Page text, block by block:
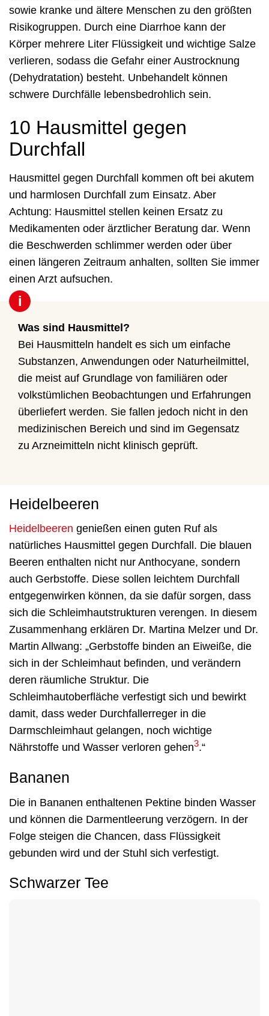
sowie kranke und ältere Menschen zu den größten
Risikogruppen. Durch eine Diarrhoe kann der
Körper mehrere Liter Flüssigkeit und wichtige Salze
verlieren, sodass die Gefahr einer Austrocknung
(Dehydratation) besteht. Unbehandelt können
schwere Durchfälle lebensbedrohlich sein.
10 Hausmittel gegen
Durchfall
Hausmittel gegen Durchfall kommen oft bei akutem
und harmlosen Durchfall zum Einsatz. Aber
Achtung: Hausmittel stellen keinen Ersatz zu
Medikamenten oder ärztlicher Beratung dar. Wenn
die Beschwerden schlimmer werden oder über
einen längeren Zeitraum anhalten, sollten Sie immer
einen Arzt aufsuchen.
i
Was sind Hausmittel?
Bei Hausmitteln handelt es sich um einfache
Substanzen, Anwendungen oder Naturheilmittel,
die meist auf Grundlage von familiären oder
volkstümlichen Beobachtungen und Erfahrungen
überliefert werden. Sie fallen jedoch nicht in den
medizinischen Bereich und sind im Gegensatz
zu Arzneimitteln nicht klinisch geprüft.
Heidelbeeren
Heidelbeeren genießen einen guten Ruf als
natürliches Hausmittel gegen Durchfall. Die blauen
Beeren enthalten nicht nur Anthocyane, sondern
auch Gerbstoffe. Diese sollen leichtem Durchfall
entgegenwirken können, da sie dafür sorgen, dass
sich die Schleimhautstrukturen verengen. In diesem
Zusammenhang erklären Dr. Martina Melzer und Dr.
Martin Allwang: „Gerbstoffe binden an Eiweiße, die
sich in der Schleimhaut befinden, und verändern
deren räumliche Struktur. Die
Schleimhautoberfläche verfestigt sich und bewirkt
damit, dass weder Durchfallerreger in die
Darmschleimhaut gelangen, noch wichtige
Nährstoffe und Wasser verloren gehen3.“
Bananen
Die in Bananen enthaltenen Pektine binden Wasser
und können die Darmentleerung verzögern. In der
Folge steigen die Chancen, dass Flüssigkeit
gebunden wird und der Stuhl sich verfestigt.
Schwarzer Tee